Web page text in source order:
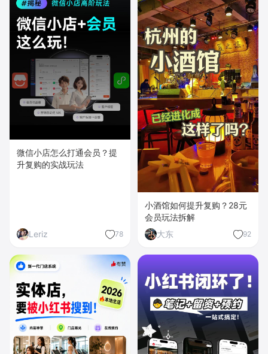
微信小店怎么打通会员？提
升复购的实战玩法
Leriz 78
小酒馆如何提升复购？28元
会员玩法拆解
大东
92